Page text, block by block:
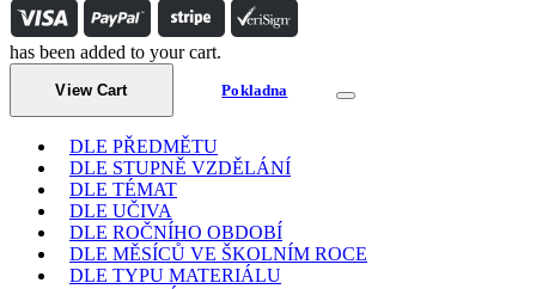
has been added to your cart.
View Cart Pokladna
DLE PŘEDMĚTU
DLE STUPNĚ VZDĚLÁNÍ
DLE TÉMAT
DLE UČIVA
DLE ROČNÍHO OBDOBÍ
DLE MĚSÍCŮ VE ŠKOLNÍM ROCE
DLE TYPU MATERIÁLU